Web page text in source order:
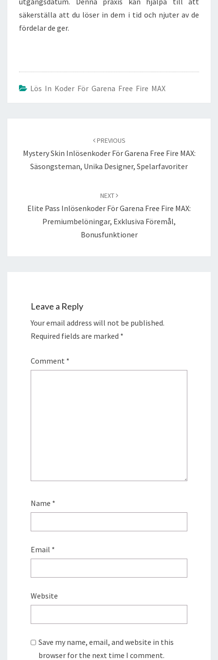
säkerställa att du löser in dem i tid och njuter av de
fördelar de ger.
Lös In Koder För Garena Free Fire MAX
PREVIOUS
Mystery Skin Inlösenkoder För Garena Free Fire MAX:
Säsongsteman, Unika Designer, Spelarfavoriter
NEXT
Elite Pass Inlösenkoder För Garena Free Fire MAX:
Premiumbelöningar, Exklusiva Föremål,
Bonusfunktioner
Leave a Reply
Your email address will not be published.
Required fields are marked *
Comment *
Name *
Email *
Website
Save my name, email, and website in this
browser for the next time I comment.